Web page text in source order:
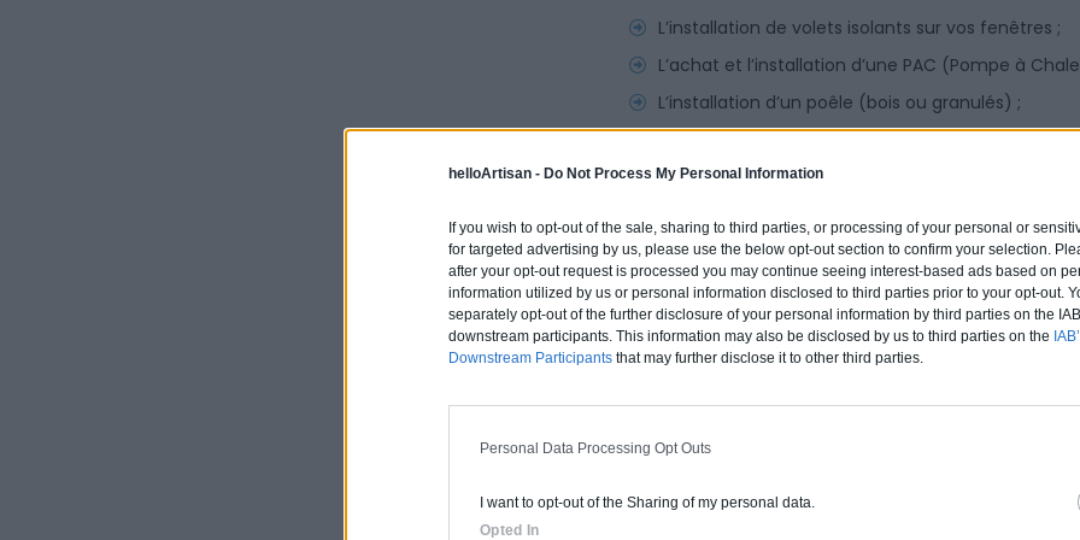
helloArtisan - Do Not Process My Personal Information
If you wish to opt-out of the sale, sharing to third parties, or processing of your personal or
for targeted advertising by us, please use the below opt-out section to confirm your selection.
after your opt-out request is processed you may continue seeing interest-based ads based on
information utilized by us or personal information disclosed to third parties prior to your opt-out.
separately opt-out of the further disclosure of your personal information by third parties on the
downstream participants. This information may also be disclosed by us to third parties on the
Downstream Participants that may further disclose it to other third parties.
Personal Data Processing Opt Outs
I want to opt-out of the Sharing of my personal data.
Opted In
L’installation de volets isolants sur vos fenêtres ;
L’achat et l’installation d’une PAC (Pompe à
L’installation d’un poêle (bois ou granulés) ;
Le remplacement d’une vieille chaudière par
à condensation ou chaudière à cogénération gaz) ;
Tous les travaux qui permettent d’améliorer
résidence secondaire (ex. : remplacement des
Etc.
Les travaux induits sont également concernés.
, il vous faut prévoir des travaux
etces travaux entrent aussi dans le dispositif de
Aide avec le « coup de pouce